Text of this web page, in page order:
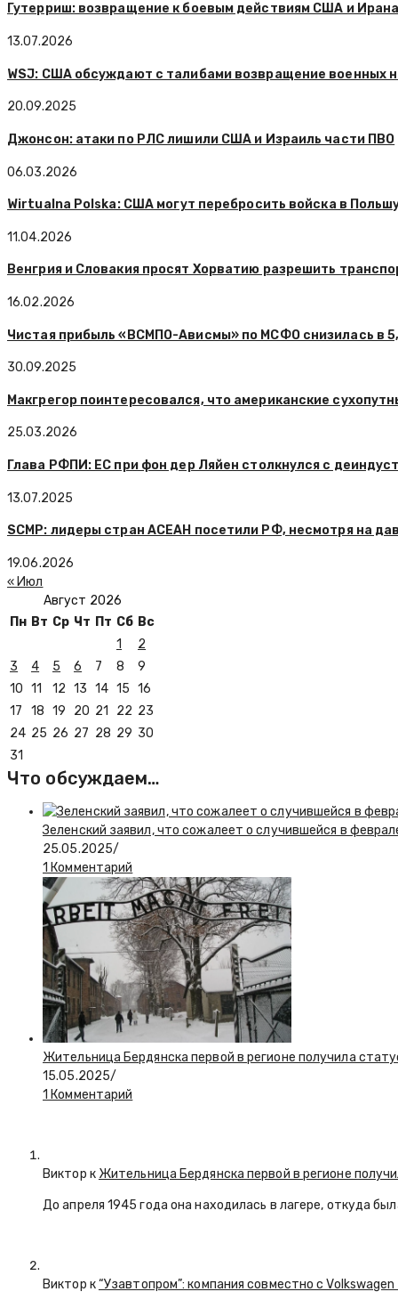
Гутерриш: возвращение к боевым действиям США и
13.07.2026
WSJ: США обсуждают с талибами возвращение военных
20.09.2025
Джонсон: атаки по РЛС лишили США и Израиль части ПВО
06.03.2026
Wirtualna Polska: США могут перебросить войска в
11.04.2026
Венгрия и Словакия просят Хорватию разрешить
16.02.2026
Чистая прибыль «ВСМПО-Ависмы» по МСФО снизилась в
30.09.2025
Макгрегор поинтересовался, что американские
25.03.2026
Глава РФПИ: ЕС при фон дер Ляйен столкнулся с
13.07.2025
SCMP: лидеры стран АСЕАН посетили РФ, несмотря на
19.06.2026
« Июл
Август 2026
Пн Вт Ср Чт Пт Сб Вс
1
2
3
4 5 6 7 8
9
10 11 12 13 14 15 16
17
18 19 20 21 22 23
24 25 26 27 28 29 30
31
Что обсуждаем…
Зеленский заявил, что сожалеет о случившейся в
25.05.2025/
1 Комментарий
Жительница Бердянска первой в регионе получила
15.05.2025/
1 Комментарий
Виктор к Жительница Бердянска первой в регионе
До апреля 1945 года она находилась в лагере, откуда
Виктор к“Узавтопром”: компания совместно с